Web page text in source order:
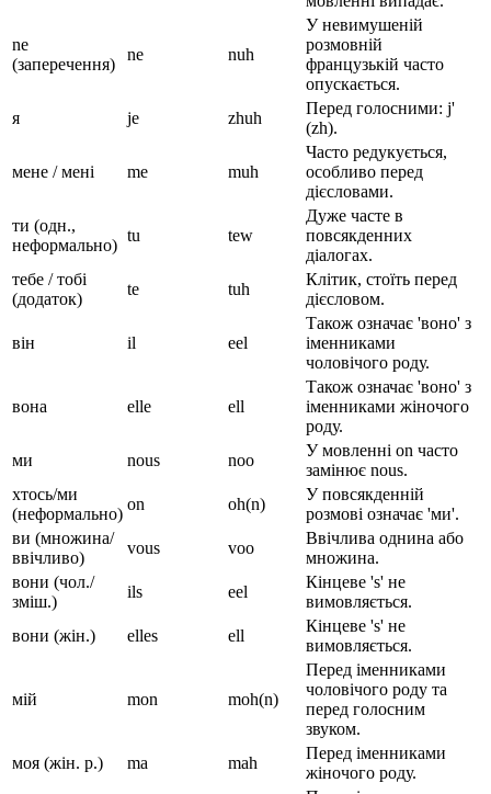
ne
(заперечення)
ne nuh
У невимушеній
розмовній
французькій часто
опускається.
я
je zhuh
Перед голосними: j'
(zh).
мене / мені me muh
Часто редукується,
особливо перед
дієсловами.
ти (одн.,
неформально)
tu tew
Дуже часте в
повсякденних
діалогах.
тебе / тобі
(додаток)
te tuh
Клітик, стоїть перед
дієсловом.
він il eel
Також означає 'воно' з
іменниками
чоловічого роду.
вона elle ell
Також означає 'воно' з
іменниками жіночого
роду.
ми
nous noo
У мовленні on часто
замінює nous.
хтось/ми
(неформально)
on oh(n)
У повсякденній
розмові означає 'ми'.
ви (множина/
ввічливо)
vous voo
Ввічлива однина або
множина.
вони (чол./
зміш.)
ils eel
Кінцеве 's' не
вимовляється.
вони (жін.)
elles ell
Кінцеве 's' не
вимовляється.
мій mon moh(n)
Перед іменниками
чоловічого роду та
перед голосним
звуком.
моя (жін. р.)
ma mah
Перед іменниками
жіночого роду.